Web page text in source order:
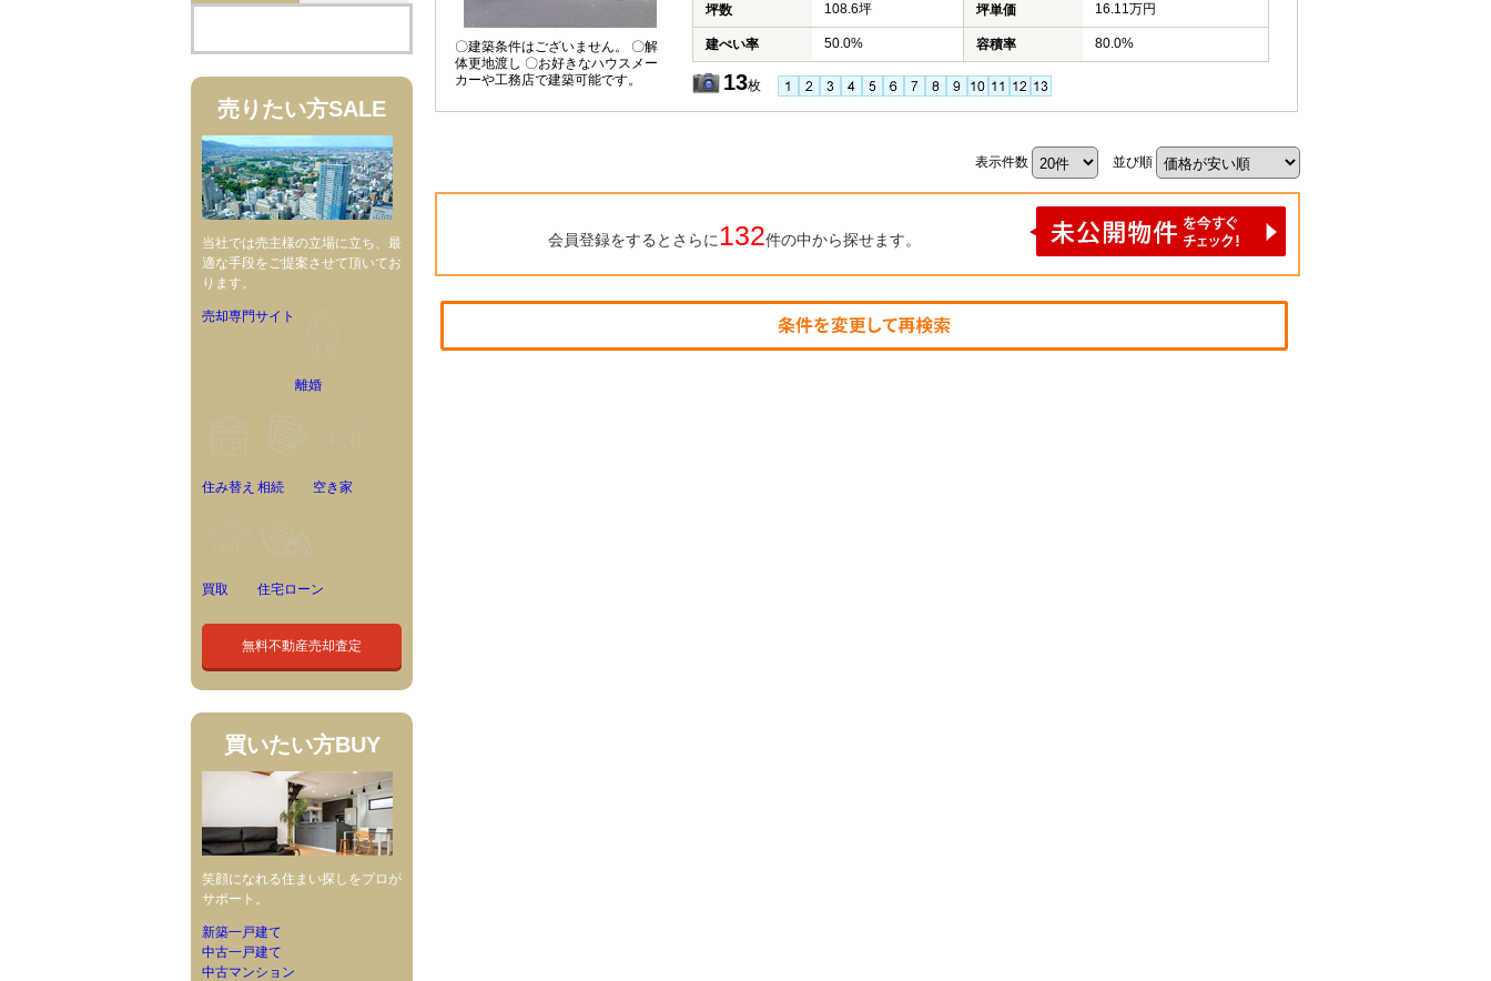
〇建築条件はございません。 〇解
体更地渡し 〇お好きなハウスメー
カーや工務店で建築可能です。
坪数 108.6坪 坪単価 16.11万円
建ぺい率 50.0% 容積率 80.0%
13枚
表示件数 並び順
会員登録をするとさらに 132件の中から探せます。
売りたい方SALE
当社では売主様の立場に立ち、最
適な手段をご提案させて頂いてお
ります。
売却専門サイト
離婚
住み替え 相続 空き家
買取 住宅ローン
無料不動産売却査定
買いたい方BUY
笑顔になれる住まい探しをプロが
サポート。
新築一戸建て
中古一戸建て
中古マンション